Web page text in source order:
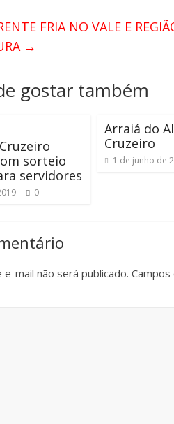
FRIA NO VALE E
→
gostar também
sorteio
servidores
0
Arraiá do
Cruzeiro
1 de junho de
mail não será publicado.